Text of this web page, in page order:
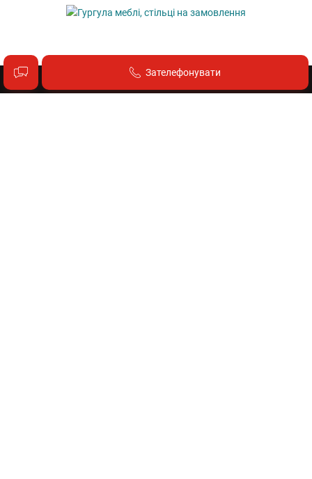
Зателефонувати